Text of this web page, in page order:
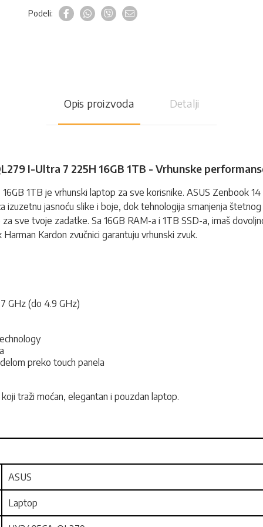
Podeli:
Opis proizvoda Detalji
I-Ultra 7 225H 16GB 1TB - Vrhunske
1TB je vrhunski laptop za sve korisnike. ASUS Zenbook
izuzetnu jasnoću slike i boje, dok tehnologija smanjenja
sve tvoje zadatke. Sa 16GB RAM-a i 1TB SSD-a, imaš
Kardon zvučnici garantuju vrhunski zvuk.
GHz (do 4.9 GHz)
preko touch panela
traži moćan, elegantan i pouzdan laptop.
ASUS
Laptop